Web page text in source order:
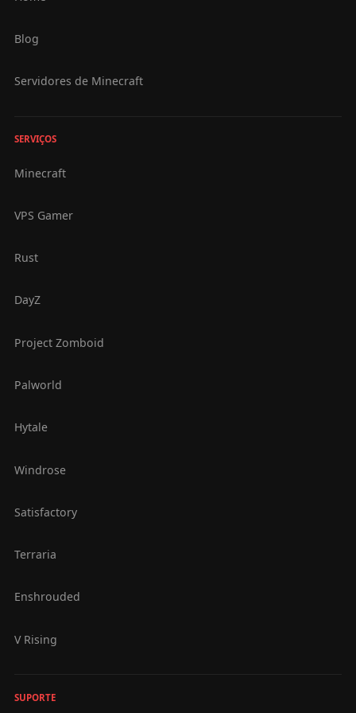
Blog
Servidores de Minecraft
SERVIÇOS
Minecraft
VPS Gamer
Rust
DayZ
Project Zomboid
Palworld
Hytale
Windrose
Satisfactory
Terraria
Enshrouded
V Rising
SUPORTE